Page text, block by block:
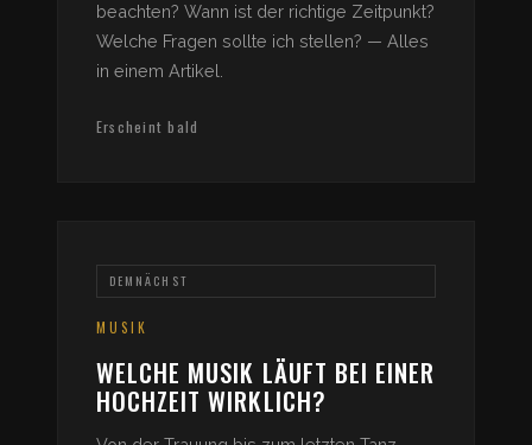
beachten? Wann ist der richtige Zeitpunkt?
Welche Fragen sollte ich stellen? — Alles
in einem Artikel.
Erscheint bald
DEMNÄCHST
MUSIK
WELCHE MUSIK LÄUFT BEI EINER
HOCHZEIT WIRKLICH?